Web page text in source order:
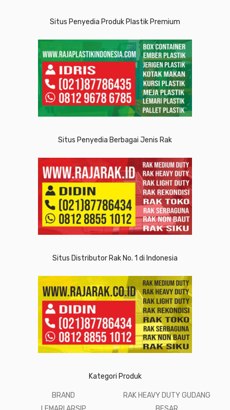
Situs Penyedia Produk Plastik Premium
Situs Penyedia Berbagai Jenis Rak
Situs Distributor Rak No. 1 di Indonesia
Kategori Produk
BRAND
RAK HEAVY DUTY GUDANG